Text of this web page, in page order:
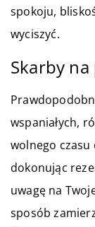
spokoju,
wyciszyć.
Skarby na
wspaniałych,
wolnego
dokonując
uwagę na
sposób